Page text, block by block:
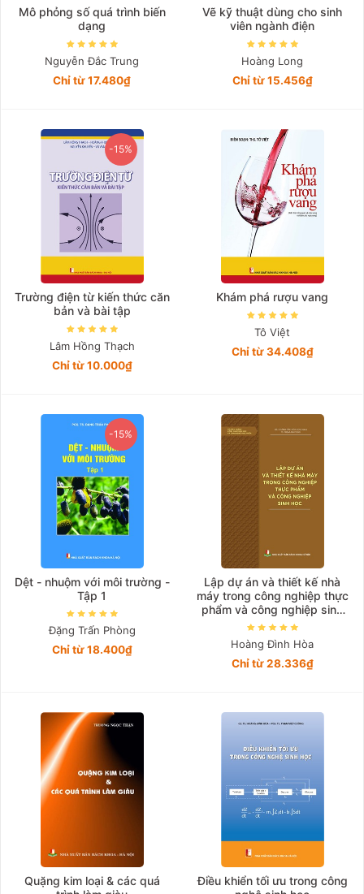
Mô phỏng số quá trình biến
dạng
Nguyễn Đắc Trung
Chỉ từ 17.480₫
Vẽ kỹ thuật dùng cho sinh
viên ngành điện
Hoàng Long
Chỉ từ 15.456₫
-15%
Trường điện từ kiến thức căn
bản và bài tập
Lâm Hồng Thạch
Chỉ từ 10.000₫
Khám phá rượu vang
Tô Việt
Chỉ từ 34.408₫
-15%
Dệt - nhuộm với môi trường -
Tập 1
Đặng Trấn Phòng
Chỉ từ 18.400₫
Lập dự án và thiết kế nhà
máy trong công nghiệp thực
phẩm và công nghiệp sinh
học
Hoàng Đình Hòa
Chỉ từ 28.336₫
Quặng kim loại & các quá
Điều khiển tối ưu trong công